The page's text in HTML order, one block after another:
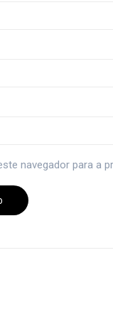
navegador para a